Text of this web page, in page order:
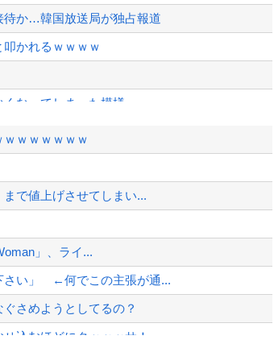
待か…韓国放送局が独占報道
叩かれるｗｗｗｗ
なってしまった模様
ｗｗｗｗｗｗｗ
ｗｗｗ
を断るようになってしまう
が飛び交う。1週間ぶり...
可避へ
ｗｗｗｗｗｗｗ
で値上げさせてしまい...
」、ライ...
さい」 ←何でこの主張が通...
さめようとしてるの？
込むほどにクッッッサ！っ...